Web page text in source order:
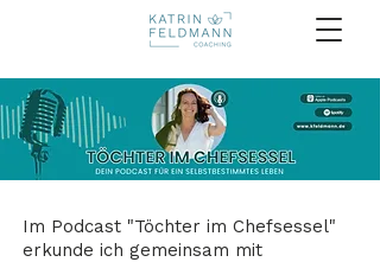
Im Podcast "Töchter im Chefsessel"
erkunde ich gemeinsam mit